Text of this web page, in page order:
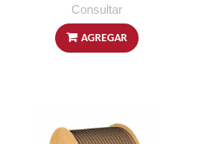
Consultar
AGREGAR